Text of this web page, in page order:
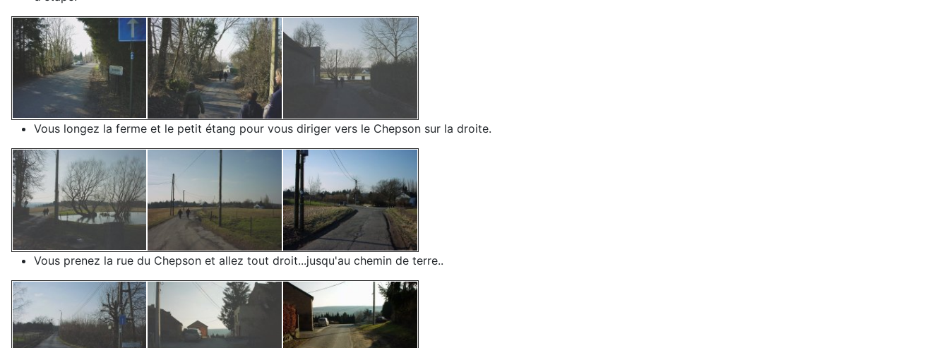
Vous longez la ferme et le petit étang pour vous diriger vers le Chepson sur la droite.
Vous prenez la rue du Chepson et allez tout droit...jusqu'au chemin de terre..